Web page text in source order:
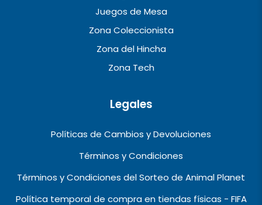
Juegos de Mesa
Zona Coleccionista
Zona del Hincha
Zona Tech
Legales
Políticas de Cambios y Devoluciones
Términos y Condiciones
Términos y Condiciones del Sorteo de Animal Planet
Política temporal de compra en tiendas físicas - FIFA